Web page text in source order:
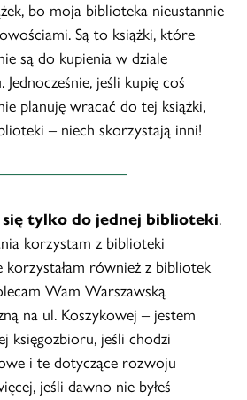
bo moja biblioteka nieustannie
Są to książki, które
są do kupienia w dziale
jeśli kupię coś
planuję wracać do tej książki,
– niech skorzystają inni!
się tylko do jednej biblioteki.
korzystam z biblioteki
korzystałam również z bibliotek
Wam Warszawską
na ul. Koszykowej – jestem
księgozbioru, jeśli chodzi
i te dotyczące rozwoju
jeśli dawno nie byłeś